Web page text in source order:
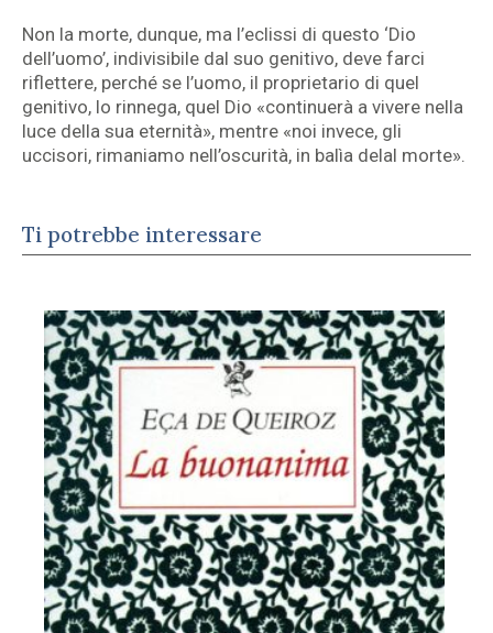
Non la morte, dunque, ma l’eclissi di questo ‘Dio
dell’uomo’, indivisibile dal suo genitivo, deve farci
riflettere, perché se l’uomo, il proprietario di quel
genitivo, lo rinnega, quel Dio «continuerà a vivere nella
luce della sua eternità», mentre «noi invece, gli
uccisori, rimaniamo nell’oscurità, in balìa delal morte».
Ti potrebbe interessare